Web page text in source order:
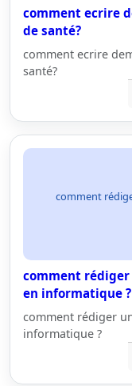
comment ecrire
de santé?
comment ecrire
santé?
comment
comment
en informatique ?
comment rédiger
informatique ?